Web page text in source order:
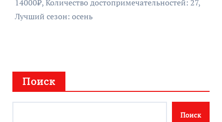
14000₽, Количество достопримечательностей: 27,
Лучший сезон: осень
Поиск
Поиск